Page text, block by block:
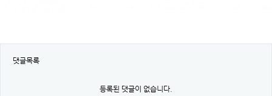
댓글목록
등록된 댓글이 없습니다.